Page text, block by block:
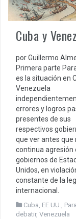
Cuba y
por Guillermo
Primera parte
es la situación en
Venezuela
errores y logros
presentes de sus
respectivos
que ver antes que
continua agresión
gobiernos de
Unidos, en
constante de la
internacional.
Cuba, EE.UU.,
debatir, Venezuela